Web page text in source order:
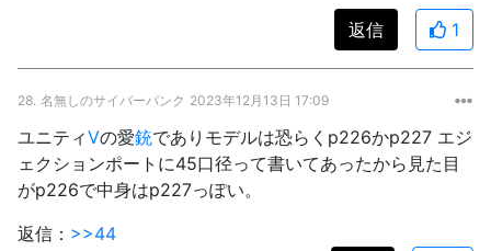
返信 1
28. 名無しのサイバーパンク 2023年12月13日 17:09
ユニティVの愛銃でありモデルは恐らくp226かp227 エジ
ェクションポートに45口径って書いてあったから見た目
がp226で中身はp227っぽい。
返信： >>44